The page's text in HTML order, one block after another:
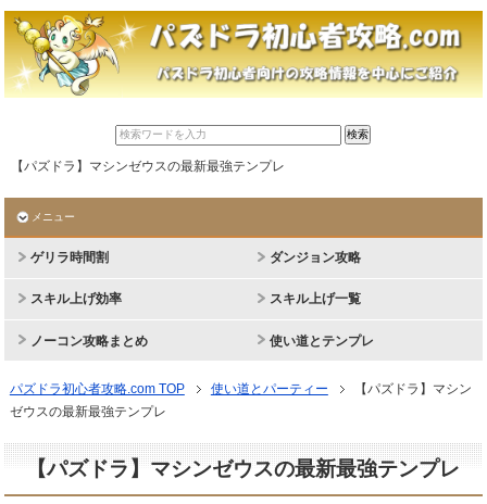
【パズドラ】マシンゼウスの最新最強テンプレ
メニュー
ゲリラ時間割 ダンジョン攻略
スキル上げ効率 スキル上げ一覧
ノーコン攻略まとめ 使い道とテンプレ
パズドラ初心者攻略.com TOP 使い道とパーティー
【パズドラ】マシン
ゼウスの最新最強テンプレ
【パズドラ】マシンゼウスの最新最強テンプレ